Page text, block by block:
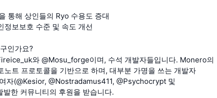
통해 상인들의 Ryo 수용도 증대
정보보호 수준 및 속도 개선
인가요?
와 @Mosu_forge이며, 수석 개발자들입니다. Monero의
노트 프로토콜을 기반으로 하며, 대부분 가명을 쓰는 개발자
자(@Kesior, @Nostradamus411, @Psychocrypt 및
한 커뮤니티의 후원을 받습니다.